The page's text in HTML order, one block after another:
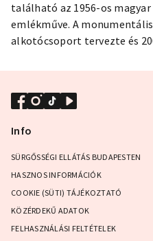
található az 1956-os
emlékműve. A
alkotócsoport tervezte és
Info
SÜRGŐSSÉGI ELLÁTÁS BUDAPESTEN
HASZNOS INFORMÁCIÓK
COOKIE (SÜTI) TÁJÉKOZTATÓ
KÖZÉRDEKŰ ADATOK
FELHASZNÁLÁSI FELTÉTELEK